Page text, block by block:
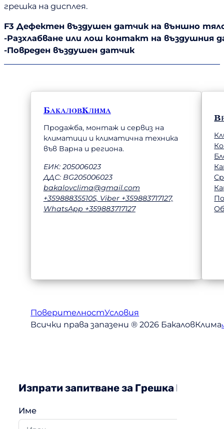
грешка на дисплея.
F3 Дефектен въздушен датчик на външно
-Разхлабване или лош контакт на въздушния
-Повреден въздушен датчик
БакаловКлима
Продажба, монтаж и сервиз на
климатици и климатична техника
във Варна и региона.
ЕИК: 205006023
ДДС: BG205006023
bakalovclima@gmail.com
+359888355105, Viber +359883717127,
WhatsApp +359883717127
ПоверителностУсловия
Всички права запазени ® 2026 БакаловКлима
Изпрати запитване за Грешка F3
Име